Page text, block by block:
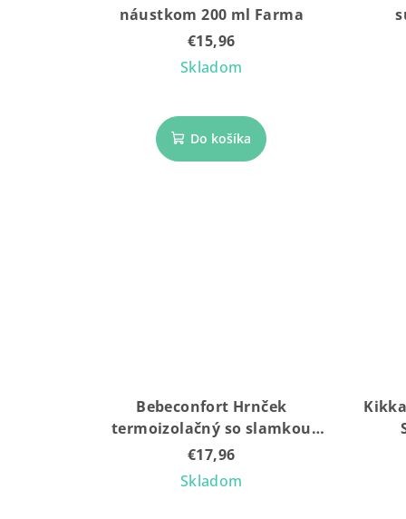
náustkom 200 ml Farma
€15,96
Skladom
Do košíka
Bebeconfort Hrnček
termoizolačný so slamkou
nerez 280 ml Green
€17,96
Skladom